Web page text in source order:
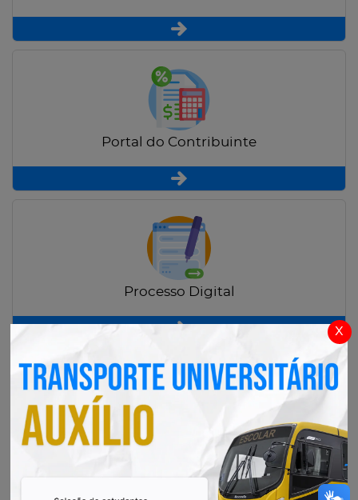
x
Portal do Contribuinte
Processo Digital
Radar Transparência Pública